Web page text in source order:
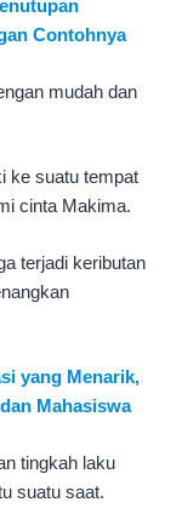
Contohnya
mudah dan
ke suatu tempat
cinta Makima.
terjadi keributan
yang Menarik,
Mahasiswa
tingkah laku
suatu saat.